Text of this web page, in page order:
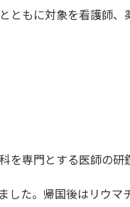
もに対象を看護師
専門とする医師の研
た。帰国後はリウマ